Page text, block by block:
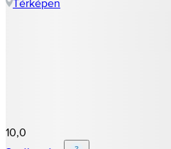
Térképen
10,0